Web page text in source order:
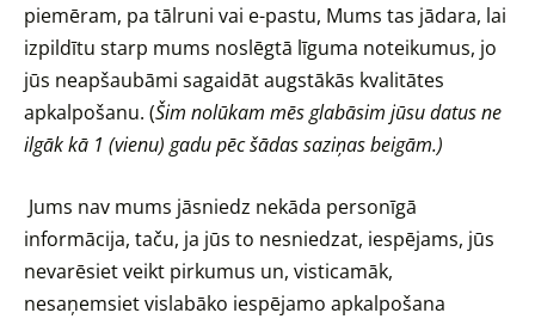
piemēram, pa tālruni vai e-pastu, Mums tas jādara, lai
izpildītu starp mums noslēgtā līguma noteikumus, jo
jūs neapšaubāmi sagaidāt augstākās kvalitātes
apkalpošanu. (Šim nolūkam mēs glabāsim jūsu datus ne
ilgāk kā 1 (vienu) gadu pēc šādas saziņas beigām.)
Jums nav mums jāsniedz nekāda personīgā
informācija, taču, ja jūs to nesniedzat, iespējams, jūs
nevarēsiet veikt pirkumus un, visticamāk,
nesaņemsiet vislabāko iespējamo apkalpošana